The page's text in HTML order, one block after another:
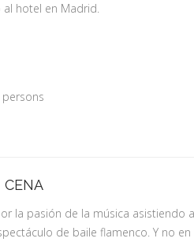
hotel en Madrid.
persons
CENA
la pasión de la música asistiendo
de baile flamenco. Y no en